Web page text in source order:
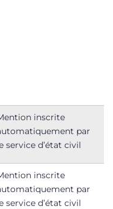
inscrite
par
service d’état civil
inscrite
par
service d’état civil